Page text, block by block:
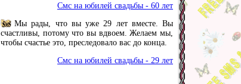
Смс на юбилей свадьбы - 60 лет
Мы рады, что вы уже 29 лет вместе. Вы
счастливы, потому что вы вдвоем. Желаем мы,
чтобы счастье это, преследовало вас до конца.
Смс на юбилей свадьбы - 29 лет